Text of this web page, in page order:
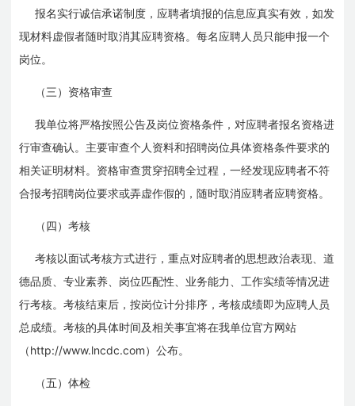
报名实行诚信承诺制度，应聘者填报的信息应真实有效，如发
现材料虚假者随时取消其应聘资格。每名应聘人员只能申报一个
岗位。
（三）资格审查
我单位将严格按照公告及岗位资格条件，对应聘者报名资格进
行审查确认。主要审查个人资料和招聘岗位具体资格条件要求的
相关证明材料。资格审查贯穿招聘全过程，一经发现应聘者不符
合报考招聘岗位要求或弄虚作假的，随时取消应聘者应聘资格。
（四）考核
考核以面试考核方式进行，重点对应聘者的思想政治表现、道
德品质、专业素养、岗位匹配性、业务能力、工作实绩等情况进
行考核。考核结束后，按岗位计分排序，考核成绩即为应聘人员
总成绩。考核的具体时间及相关事宜将在我单位官方网站
（ http://www.lncdc.com ）公布。
（五）体检